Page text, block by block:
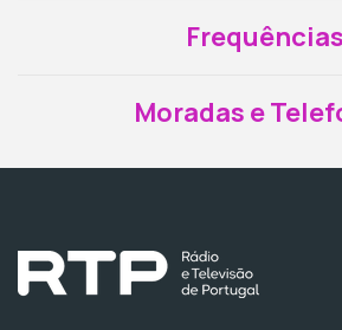
Frequências
Moradas e